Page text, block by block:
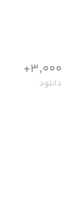
3,000+
دانلود